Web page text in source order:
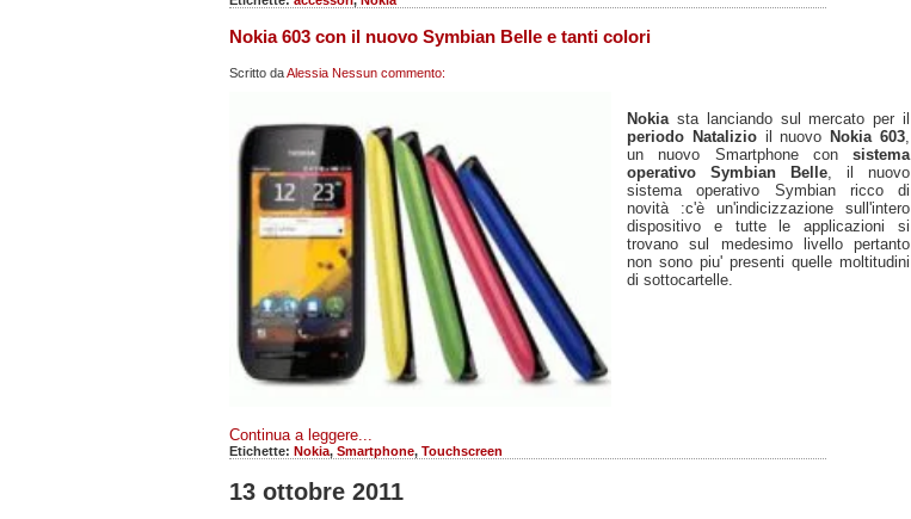
Nokia 603 con il nuovo Symbian Belle e tanti colori
Scritto daAlessia Nessun commento:
Nokia sta lanciando sul mercato per il
periodo Natalizioil nuovo Nokia 603
un nuovo Smartphone con sistema
operativo Symbian Belle , il nuovo
sistema operativo Symbian ricco di
novità :c'è un'indicizzazione sull'intero
dispositivo e tutte le applicazioni si
trovano sul medesimo livello pertanto
non sono piu' presenti quelle moltitudini
di sottocartelle.
Continua a leggere...
Etichette: Nokia, Smartphone, Touchscreen
13 ottobre 2011